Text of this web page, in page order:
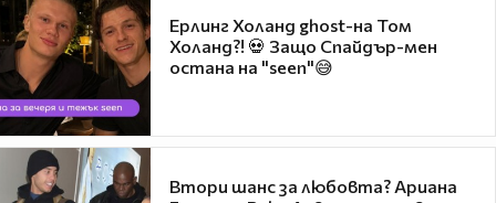
Ерлинг Холанд ghost-на Том
Холанд?! 💀 Защо Спайдър-мен
остана на "seen"😅
Втори шанс за любовта? Ариана